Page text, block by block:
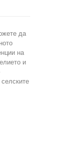
да
на
и